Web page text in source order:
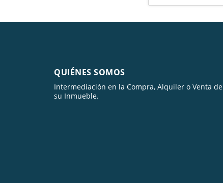
QUIÉNES SOMOS
Intermediación en la Compra, Alquiler o Venta de
su Inmueble.